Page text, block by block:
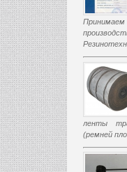
ленты
(ремней